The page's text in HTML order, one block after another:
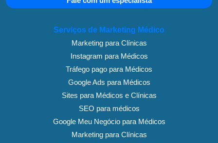
Serviços de Marketing Médico
Marketing para Clínicas
Instagram para Médicos
Tráfego pago para Médicos
Google Ads para Médicos
Sites para Médicos e Clínicas
SEO para médicos
Google Meu Negócio para Médicos
Marketing para Clínicas